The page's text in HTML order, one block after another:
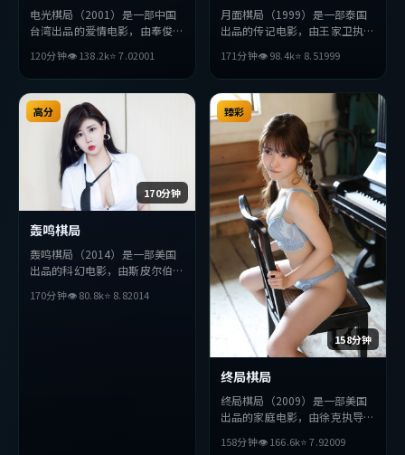
电光棋局（2001）是一部中国
台湾出品的爱情电影，由奉俊昊
拉梅、秦昊等主演。影片在叙事
与视听上力求突破，探讨人性与
抉择，节奏张弛有度，适合喜欢
该类型的观众完整观看。
120分钟👁138.2k⭐7.02001
月面棋局（1999）是一部泰国
出品的传记电影，由王家卫执
西·查拉梅等主演。影片在叙
事与视听上力求突破，探讨人性
与抉择，节奏张弛有度，适合喜
欢该类型的观众完整观看。
171分钟👁98.4k⭐ 8.51999
170分钟
高分
轰鸣棋局
轰鸣棋局（2014）是一部美国
出品的科幻电影，由斯皮尔伯格
珍等主演。影片在叙事与视听上
170分钟👁80.8k⭐ 8.82014
158分钟
臻彩
终局棋局
终局棋局（2009）是一部美国
出品的家庭电影，由徐克执导，
演。影片在叙事与视听上力求突
158分钟👁166.6k⭐7.92009